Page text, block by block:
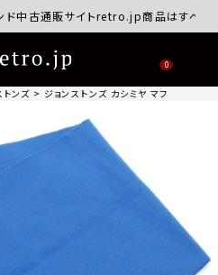
古通販サイトretro.jp商品はすべて正規
0
トンズ ジョンストンズ カシミヤ マフラー スト